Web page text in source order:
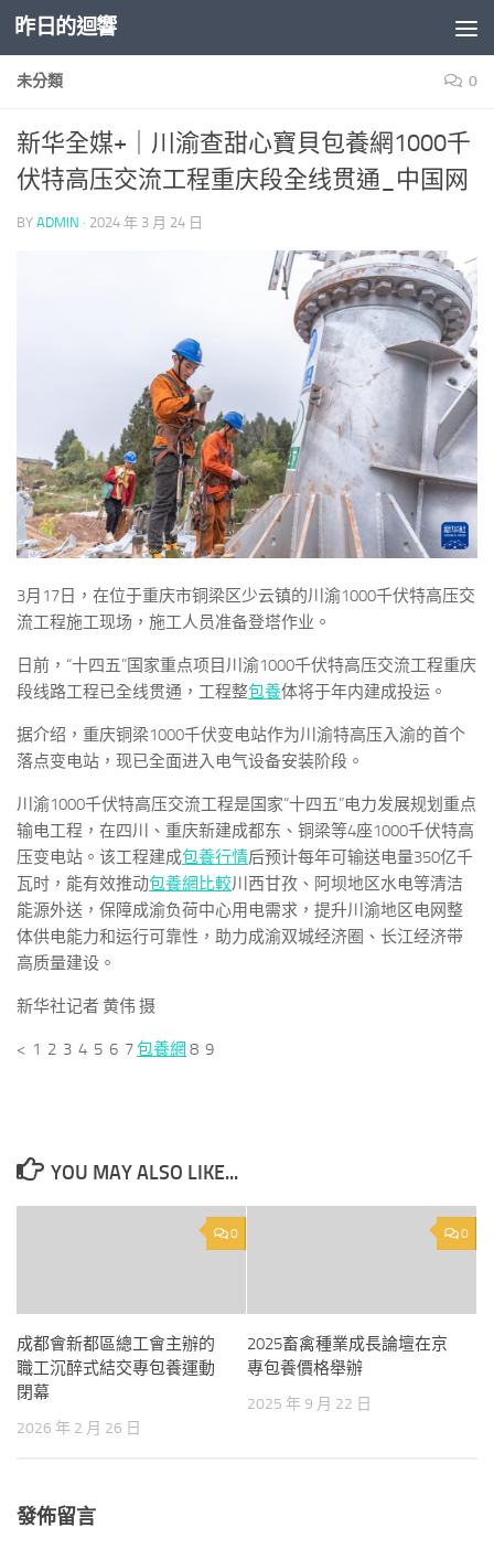
Skip to content
昨日的迴響
未分類 0
新华全媒+｜川渝查甜心寶貝包養網1000千
伏特高压交流工程重庆段全线贯通_中国网
BY ADMIN · 2024 年 3 月 24 日
3月17日，在位于重庆市铜梁区少云镇的川渝1000千伏特高压交
流工程施工现场，施工人员准备登塔作业。
日前，“十四五”国家重点项目川渝1000千伏特高压交流工程重庆
段线路工程已全线贯通，工程整包養体将于年内建成投运。
据介绍，重庆铜梁1000千伏变电站作为川渝特高压入渝的首个
落点变电站，现已全面进入电气设备安装阶段。
川渝1000千伏特高压交流工程是国家“十四五”电力发展规划重点
输电工程，在四川、重庆新建成都东、铜梁等4座1000千伏特高
压变电站。该工程建成包養行情后预计每年可输送电量350亿千
瓦时，能有效推动包養網比較川西甘孜、阿坝地区水电等清洁
能源外送，保障成渝负荷中心用电需求，提升川渝地区电网整
体供电能力和运行可靠性，助力成渝双城经济圈、长江经济带
高质量建设。
新华社记者 黄伟 摄
< 1 2 3 4 5 6 7包養網 8 9
YOU MAY ALSO LIKE...
0
成都會新都區總工會主辦的
職工沉醉式結交專包養運動
閉幕
2026 年 2 月 26 日
0
2025畜禽種業成長論壇在京
專包養價格舉辦
2025 年 9 月 22 日
發佈留言